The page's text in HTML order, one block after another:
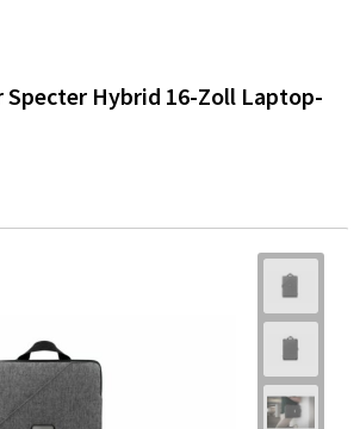
Specter Hybrid 16-Zoll Laptop-